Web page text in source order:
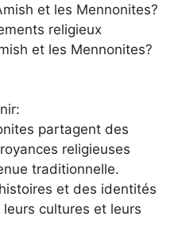
et les Mennonites?
religieux
et les Mennonites?
partagent des
religieuses
traditionnelle.
et des identités
cultures et leurs